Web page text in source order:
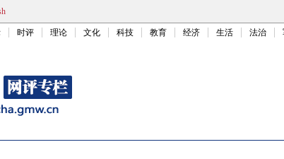
时评 理论 文化 科技 教育 经济 生活 法治